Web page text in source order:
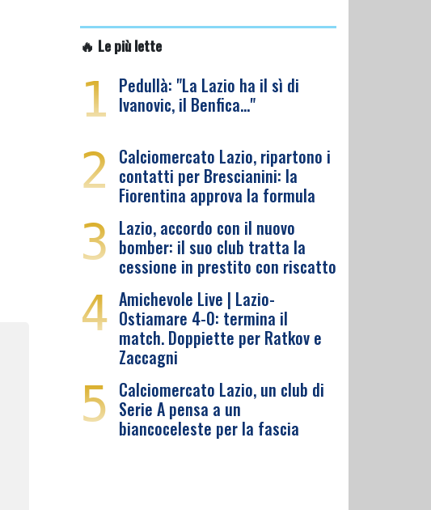
🔥 Le più lette
1 Pedullà: "La Lazio ha il sì di
Ivanovic, il Benfica…"
2 Calciomercato Lazio, ripartono i
contatti per Brescianini: la
Fiorentina approva la formula
3 Lazio, accordo con il nuovo
bomber: il suo club tratta la
cessione in prestito con riscatto
4 Amichevole Live | Lazio-
Ostiamare 4-0: termina il
match. Doppiette per Ratkov e
Zaccagni
5 Calciomercato Lazio, un club di
Serie A pensa a un
biancoceleste per la fascia